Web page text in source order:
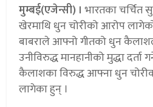
मुम्बई(एजेन्सी) । भारतका
खेरमाथि धुन चोरीको आरोप
बाबराले आफ्नो गीतको धुन
उनीविरुद्ध मानहानीको मुद्धा
कैलाशका विरुद्ध आफ्ना धुन चोरीको
लागेका हुन् ।